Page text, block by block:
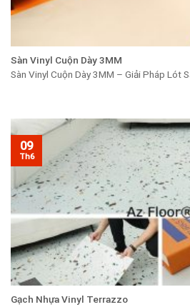
Sàn Vinyl Cuộn Dày 3MM
Sàn Vinyl Cuộn Dày 3MM – Giải Pháp Lót
Gạch Nhựa Vinyl Terrazzo
09
Th6